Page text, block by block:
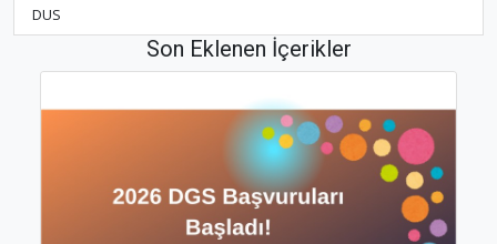
DUS
Son Eklenen İçerikler